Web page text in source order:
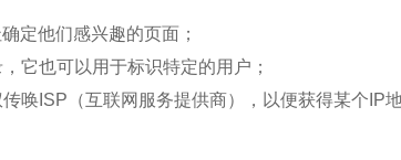
定他们感兴趣的页面；
它也可以用于标识特定的用户；
唤ISP（互联网服务提供商），以便获得某个IP